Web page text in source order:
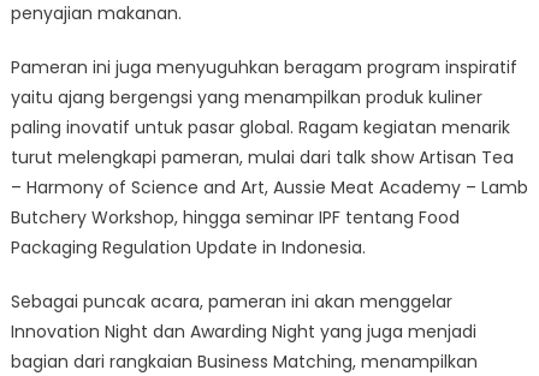
penyajian makanan.
Pameran ini juga menyuguhkan beragam program inspiratif
yaitu ajang bergengsi yang menampilkan produk kuliner
paling inovatif untuk pasar global. Ragam kegiatan menarik
turut melengkapi pameran, mulai dari talk show Artisan Tea
– Harmony of Science and Art, Aussie Meat Academy – Lamb
Butchery Workshop, hingga seminar IPF tentang Food
Packaging Regulation Update in Indonesia.
Sebagai puncak acara, pameran ini akan menggelar
Innovation Night dan Awarding Night yang juga menjadi
bagian dari rangkaian Business Matching, menampilkan